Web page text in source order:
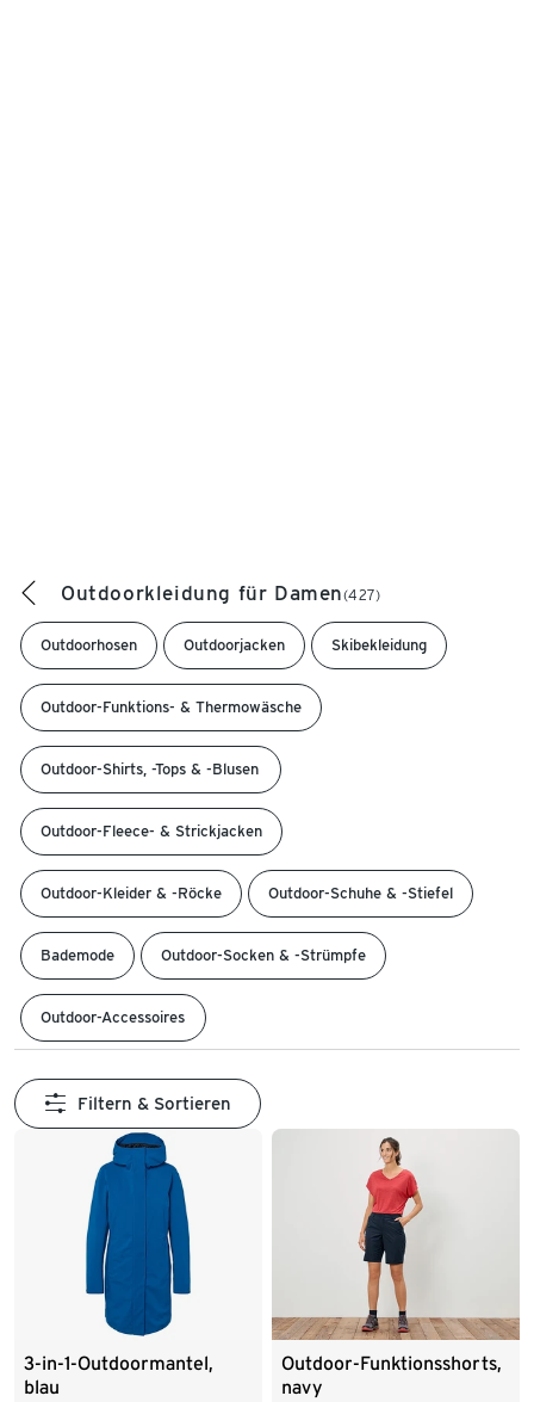
Outdoorkleidung für Damen(427)
Outdoorhosen Outdoorjacken Skibekleidung
Outdoor-Funktions- & Thermowäsche
Outdoor-Shirts, -Tops & -Blusen
Outdoor-Fleece- & Strickjacken
Outdoor-Kleider & -Röcke Outdoor-Schuhe & -Stiefel
Bademode Outdoor-Socken & -Strümpfe
Outdoor-Accessoires
Filtern & Sortieren
3-in-1-Outdoormantel,
blau
Outdoor-Funktionsshorts,
navy